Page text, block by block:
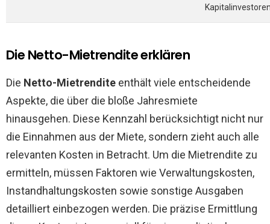
Die Netto-Mietrendite erklären
Die Netto-Mietrendite enthält viele entscheidende
Aspekte, die über die bloße Jahresmiete
hinausgehen. Diese Kennzahl berücksichtigt nicht nur
die Einnahmen aus der Miete, sondern zieht auch alle
relevanten Kosten in Betracht. Um die Mietrendite zu
ermitteln, müssen Faktoren wie Verwaltungskosten,
Instandhaltungskosten sowie sonstige Ausgaben
detailliert einbezogen werden. Die präzise Ermittlung